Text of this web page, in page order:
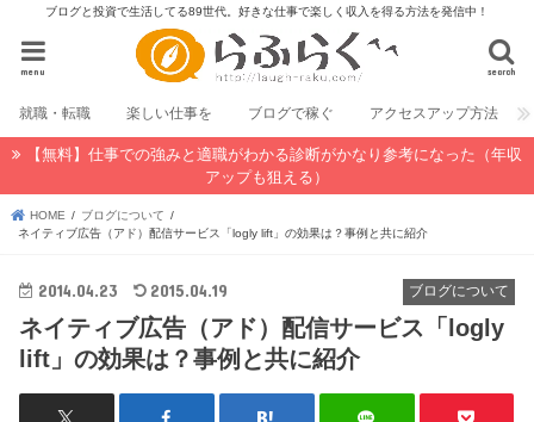
ブログと投資で生活してる89世代。好きな仕事で楽しく収入を得る方法を発信中！
search
menu
就職・転職 楽しい仕事を ブログで稼ぐ アクセスアップ方法
【無料】仕事での強みと適職がわかる診断がかなり参考になった（年収
アップも狙える）
HOME
ブログについて
ネイティブ広告（アド）配信サービス「logly lift」の効果は？事例と共に紹介
ブログについて
2014.04.23 2015.04.19
ネイティブ広告（アド）配信サービス「logly
lift」の効果は？事例と共に紹介